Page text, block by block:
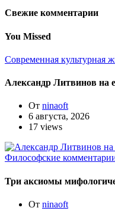
Свежие комментарии
You Missed
Современная культурная
Александр Литвинов на
От ninaoft
6 августа, 2026
17 views
Философские
Три аксиомы
От ninaoft